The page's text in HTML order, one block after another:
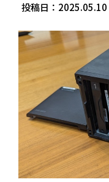
投稿日：2025.05.10